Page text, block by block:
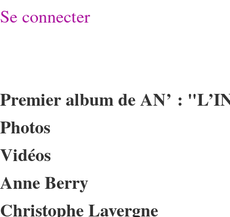
Se connecter
Premier album de AN’ :
Photos
Vidéos
Anne Berry
Christophe Lavergne